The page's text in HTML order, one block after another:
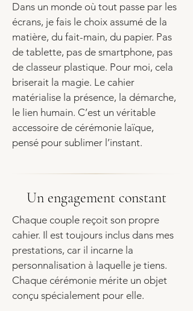
Dans un monde où tout passe par les
écrans, je fais le choix assumé de la
matière, du fait-main, du papier. Pas
de tablette, pas de smartphone, pas
de classeur plastique. Pour moi, cela
briserait la magie. Le cahier
matérialise la présence, la démarche,
le lien humain. C’est un véritable
accessoire de cérémonie laïque,
pensé pour sublimer l’instant.
Un engagement constant
Chaque couple reçoit son propre
cahier. Il est toujours inclus dans mes
prestations, car il incarne la
personnalisation à laquelle je tiens.
Chaque cérémonie mérite un objet
conçu spécialement pour elle.